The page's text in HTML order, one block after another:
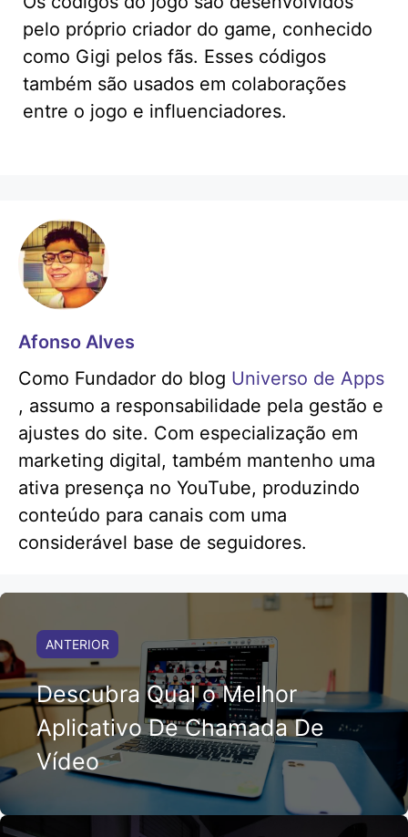
pelo próprio criador do game, conhecido
como Gigi pelos fãs. Esses códigos
também são usados em colaborações
entre o jogo e influenciadores.
Afonso Alves
Como Fundador do blog Universo de Apps
, assumo a responsabilidade pela gestão e
ajustes do site. Com especialização em
marketing digital, também mantenho uma
ativa presença no YouTube, produzindo
conteúdo para canais com uma
considerável base de seguidores.
ANTERIOR
Descubra Qual o Melhor
Aplicativo De Chamada De
Vídeo